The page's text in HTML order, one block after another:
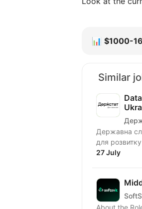
📊 $1000-
Similar
Державна
для
27 July